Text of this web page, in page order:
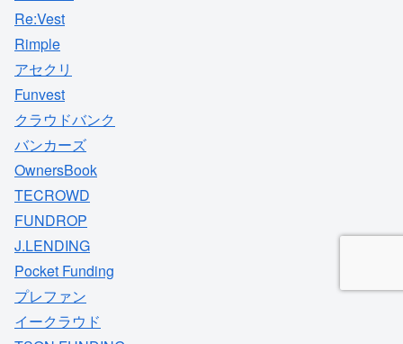
Re:Vest
Rimple
アセクリ
Funvest
クラウドバンク
バンカーズ
OwnersBook
TECROWD
FUNDROP
J.LENDING
Pocket Funding
プレファン
イークラウド